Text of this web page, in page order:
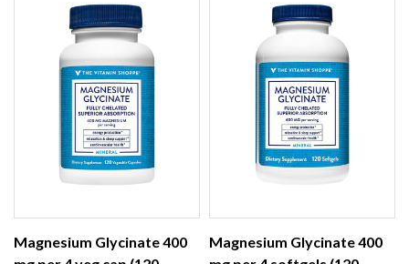
Magnesium Glycinate 400
Magnesium Glycinate 400